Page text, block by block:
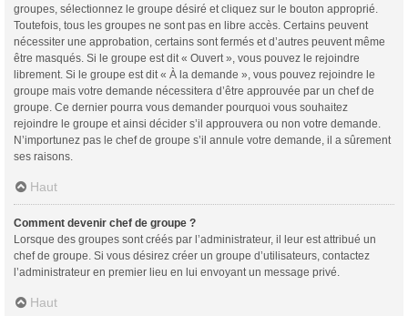
groupes, sélectionnez le groupe désiré et cliquez sur le bouton approprié.
Toutefois, tous les groupes ne sont pas en libre accès. Certains peuvent
nécessiter une approbation, certains sont fermés et d’autres peuvent même
être masqués. Si le groupe est dit « Ouvert », vous pouvez le rejoindre
librement. Si le groupe est dit « À la demande », vous pouvez rejoindre le
groupe mais votre demande nécessitera d’être approuvée par un chef de
groupe. Ce dernier pourra vous demander pourquoi vous souhaitez
rejoindre le groupe et ainsi décider s’il approuvera ou non votre demande.
N’importunez pas le chef de groupe s’il annule votre demande, il a sûrement
ses raisons.
Haut
Comment devenir chef de groupe ?
Lorsque des groupes sont créés par l’administrateur, il leur est attribué un
chef de groupe. Si vous désirez créer un groupe d’utilisateurs, contactez
l’administrateur en premier lieu en lui envoyant un message privé.
Haut